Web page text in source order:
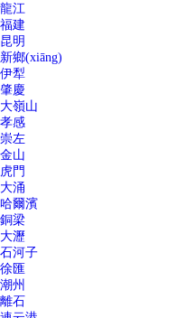
龍江
福建
昆明
新鄉(xiāng)
伊犁
肇慶
大嶺山
孝感
崇左
金山
虎門
大涌
哈爾濱
銅梁
大瀝
石河子
徐匯
潮州
離石